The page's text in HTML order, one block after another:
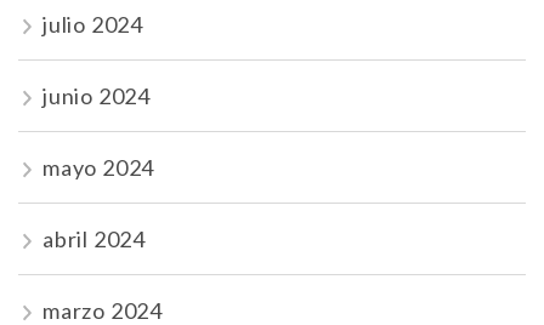
julio 2024
junio 2024
mayo 2024
abril 2024
marzo 2024